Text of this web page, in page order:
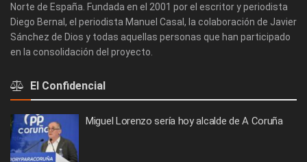
Norte de España. Fundada en el 2001 por el escritor y periodista
Diego Bernal, el periodista Manuel Casal, la colaboración de Javier
Sánchez de Dios y todas aquellas personas que han participado
en la consolidación del proyecto.
El Confidencial
Miguel Lorenzo sería hoy alcalde de A Coruña